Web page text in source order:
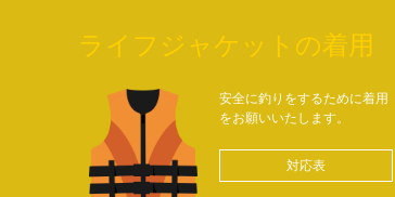
ライフジャケットの着用
安全に釣りをするために着用
をお願いいたします。
対応表